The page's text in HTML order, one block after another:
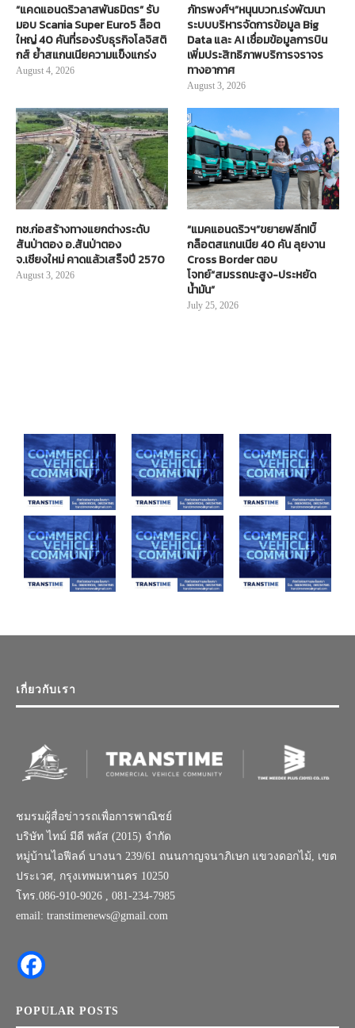
“แคดแอนดริวลาสพันธมิตร” รับ
มอบ Scania Super Euro5 ล็อต
ใหญ่ 40 คันที่รองรับธุรกิจโลจิสติ
กส์ ย้ำสแกนเนียความแข็งแกร่ง
August 4, 2026
ภัทรพงศ์ฯ”หนุนบวท.เร่งพัฒนา
ระบบบริหารจัดการข้อมูล Big
Data และ AI เชื่อมข้อมูลการบิน
เพิ่มประสิทธิภาพบริการจราจร
ทางอากาศ
August 3, 2026
ทช.ก่อสร้างทางแยกต่างระดับ
สันป่าตอง อ.สันป่าตอง
จ.เชียงใหม่ คาดแล้วเสร็จปี 2570
August 3, 2026
“แมคแอนดริวฯ”ขยายฟลีท!บิ๊
กล็อตสแกนเนีย 40 คัน ลุยงาน
Cross Border ตอบ
โจทย์“สมรรถนะสูง-ประหยัด
น้ำมัน”
July 25, 2026
เกี่ยวกับเรา
ชมรมผู้สื่อข่าวรถเพื่อการพาณิชย์
บริษัท ไทม์ มีดี พลัส (2015) จำกัด
หมู่บ้านไอฟีลด์ บางนา 239/61 ถนนกาญจนาภิเษก แขวงดอกไม้, เขต
ประเวศ, กรุงเทพมหานคร 10250
โทร.086-910-9026 , 081-234-7985
email: transtimenews@gmail.com
POPULAR POSTS